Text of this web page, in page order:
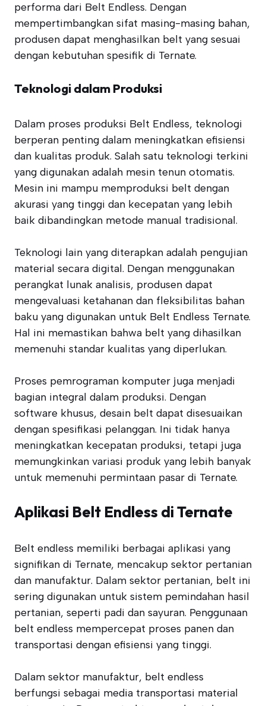
performa dari Belt Endless. Dengan
mempertimbangkan sifat masing-masing bahan,
produsen dapat menghasilkan belt yang sesuai
dengan kebutuhan spesifik di Ternate.
Teknologi dalam Produksi
Dalam proses produksi Belt Endless, teknologi
berperan penting dalam meningkatkan efisiensi
dan kualitas produk. Salah satu teknologi terkini
yang digunakan adalah mesin tenun otomatis.
Mesin ini mampu memproduksi belt dengan
akurasi yang tinggi dan kecepatan yang lebih
baik dibandingkan metode manual tradisional.
Teknologi lain yang diterapkan adalah pengujian
material secara digital. Dengan menggunakan
perangkat lunak analisis, produsen dapat
mengevaluasi ketahanan dan fleksibilitas bahan
baku yang digunakan untuk Belt Endless Ternate.
Hal ini memastikan bahwa belt yang dihasilkan
memenuhi standar kualitas yang diperlukan.
Proses pemrograman komputer juga menjadi
bagian integral dalam produksi. Dengan
software khusus, desain belt dapat disesuaikan
dengan spesifikasi pelanggan. Ini tidak hanya
meningkatkan kecepatan produksi, tetapi juga
memungkinkan variasi produk yang lebih banyak
untuk memenuhi permintaan pasar di Ternate.
Aplikasi Belt Endless di Ternate
Belt endless memiliki berbagai aplikasi yang
signifikan di Ternate, mencakup sektor pertanian
dan manufaktur. Dalam sektor pertanian, belt ini
sering digunakan untuk sistem pemindahan hasil
pertanian, seperti padi dan sayuran. Penggunaan
belt endless mempercepat proses panen dan
transportasi dengan efisiensi yang tinggi.
Dalam sektor manufaktur, belt endless
berfungsi sebagai media transportasi material